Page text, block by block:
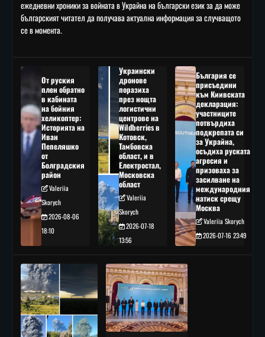
ежедневни хроники за войната в Украйна на български език за да може
българският читател да получава актуална информация за случващото
се в момента.
От руския
плен обратно
в кабината
на бойния
хеликоптер:
Историята на
Иван
Пепеляшко
от
Болградския
район
Valeriia
Skorych
2026-08-06
18:10
Украински
дронове
поразиха
през нощта
логистични
центрове на
Wildberries в
Котовск,
Тамбовска
област, и в
Електростал,
Московска
област
Valeriia
Skorych
2026-07-18
13:56
България се
присъедини
към Киивската
декларация:
участниците
потвърдиха
подкрепата си
за Украйна,
осъдиха руската
агресия и
призоваха за
засилване на
международния
натиск срещу
Москва
Valeriia Skorych
2026-07-16 23:49